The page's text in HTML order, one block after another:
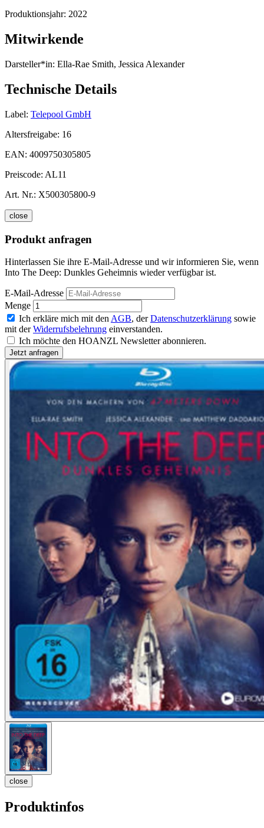
Produktionsjahr: 2022
Mitwirkende
Darsteller*in: Ella-Rae Smith, Jessica Alexander
Technische Details
Label: Telepool GmbH
Altersfreigabe: 16
EAN: 4009750305805
Preiscode: AL11
Art. Nr.: X500305800-9
close
Produkt anfragen
Hinterlassen Sie ihre E-Mail-Adresse und wir informieren Sie, wenn
Into The Deep: Dunkles Geheimnis wieder verfügbar ist.
E-Mail-Adresse
Menge
Ich erkläre mich mit den AGB, derDatenschutzerklärung sowie
mit derWiderrufsbelehrung einverstanden.
Ich möchte den HOANZL Newsletter abonnieren.
close
Produktinfos